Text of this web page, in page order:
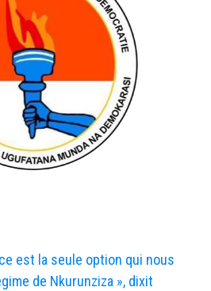
est la seule option qui nous
de Nkurunziza », dixit